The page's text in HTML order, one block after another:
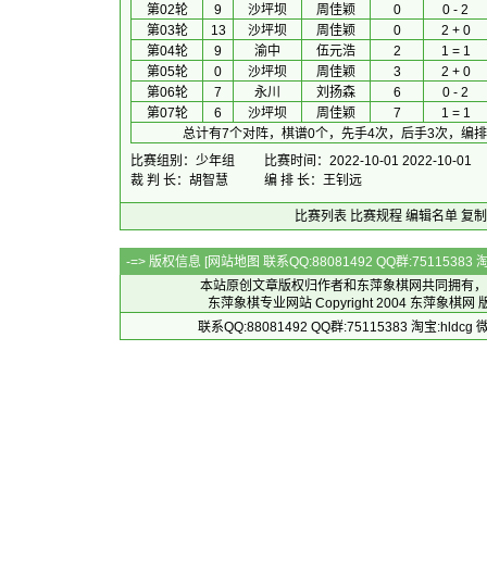
第02轮
9 沙坪坝 周佳颖 0
0 - 2
第03轮
13 沙坪坝 周佳颖 0
2 + 0
第04轮
9 渝中 伍元浩 2
1 = 1
第05轮
0 沙坪坝 周佳颖 3
2 + 0
第06轮
7 永川 刘扬森 6
0 - 2
第07轮
6 沙坪坝 周佳颖 7
1 = 1
总计有7个对阵，棋谱0个，先手4次，后手3次，编
比赛组别：少年组
比赛时间：2022-10-01 2022-10-01
裁 判 长：胡智慧
编 排 长：王钊远
比赛列表 比赛规程 编辑名单 复
-=> 版权信息 [网站地图 联系QQ:88081492 QQ群:75115383
本站原创文章版权归作者和 东萍象棋网共同拥有
东萍象棋专业网站 Copyright 2004 东萍象棋网
联系QQ:88081492 QQ群:75115383 淘宝:hldcg